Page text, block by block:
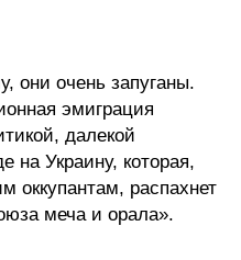
они очень запуганы.
эмиграция
далекой
на Украину, которая,
оккупантам, распахнет
меча и орала».